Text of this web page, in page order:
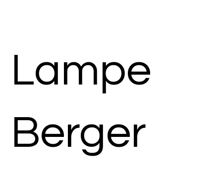
Lampe
Berger